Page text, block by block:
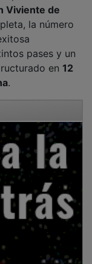
el mercado, la
en un
por el esfuerzo
intenso, sin
del público.